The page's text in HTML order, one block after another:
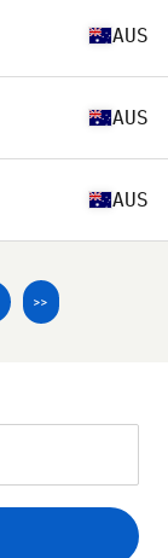
AUS
AUS
AUS
>>